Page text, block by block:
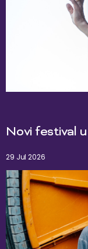
Novi festival
29 Jul 2026